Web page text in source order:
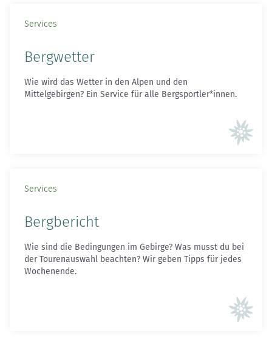
Services
Bergwetter
Wie wird das Wetter in den Alpen und den
Mittelgebirgen? Ein Service für alle Bergsportler*innen.
Services
Bergbericht
Wie sind die Bedingungen im Gebirge? Was musst du bei
der Tourenauswahl beachten? Wir geben Tipps für jedes
Wochenende.